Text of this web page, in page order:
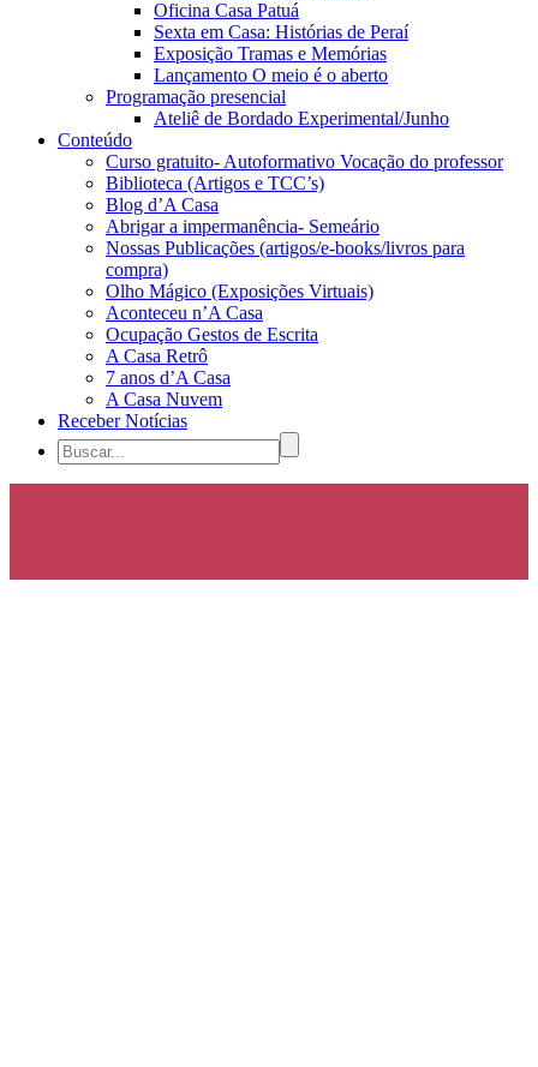
Oficina Casa Patuá
Sexta em Casa: Histórias de Peraí
Exposição Tramas e Memórias
Lançamento O meio é o aberto
Programação presencial
Ateliê de Bordado Experimental/Junho
Conteúdo
Curso gratuito- Autoformativo Vocação do professor
Biblioteca (Artigos e TCC’s)
Blog d’A Casa
Abrigar a impermanência- Semeário
Nossas Publicações (artigos/e-books/livros para
compra)
Olho Mágico (Exposições Virtuais)
Aconteceu n’A Casa
Ocupação Gestos de Escrita
A Casa Retrô
7 anos d’A Casa
A Casa Nuvem
Receber Notícias